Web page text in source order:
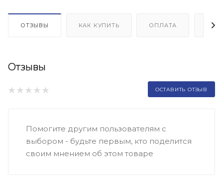
ОТЗЫВЫ КАК КУПИТЬ ОПЛАТА
Отзывы
ОСТАВИТЬ ОТЗЫВ
Помогите другим пользователям с
выбором - будьте первым, кто поделится
своим мнением об этом товаре